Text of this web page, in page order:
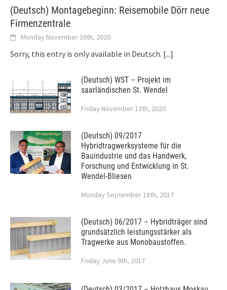
(Deutsch) Montagebeginn: Reisemobile Dörr neue
Firmenzentrale
Monday November 16th, 2020
Sorry, this entry is only available in Deutsch. [...]
(Deutsch) WST – Projekt im
saarländischen St. Wendel
Friday November 13th, 2020
(Deutsch) 09/2017
Hybridtragwerksysteme für die
Bauindustrie und das Handwerk,
Forschung und Entwicklung in St.
Wendel-Bliesen
Monday September 18th, 2017
(Deutsch) 06/2017 – Hybridträger sind
grundsätzlich leistungsstärker als
Tragwerke aus Monobaustoffen.
Friday June 9th, 2017